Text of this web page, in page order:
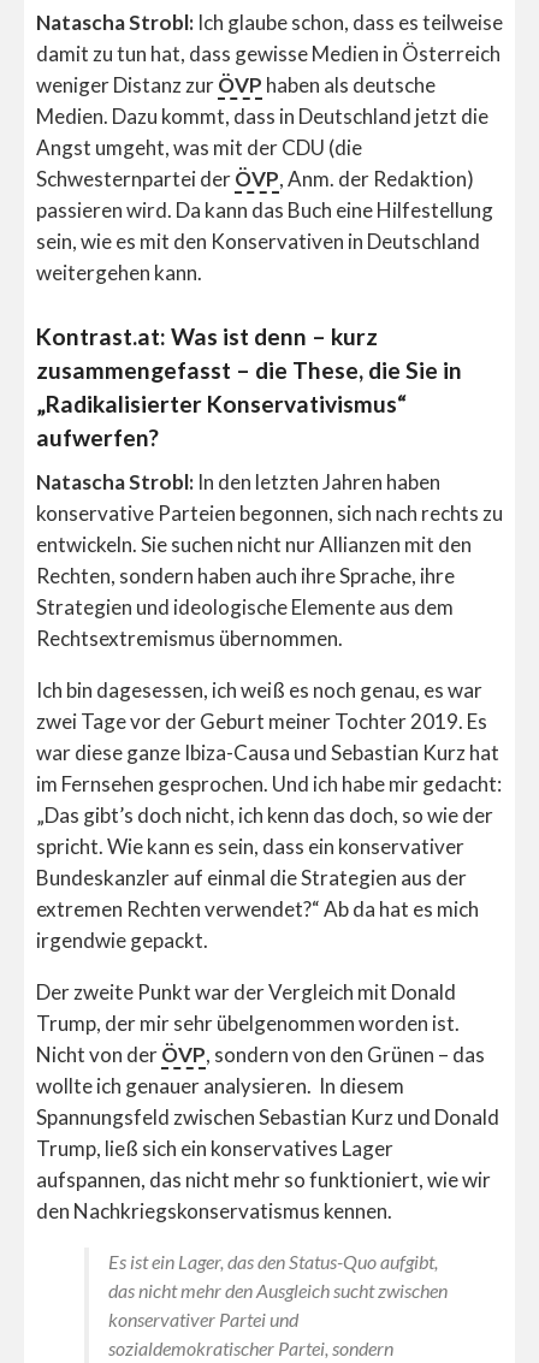
Natascha Strobl: Ich glaube schon, dass es teilweise
damit zu tun hat, dass gewisse Medien in Österreich
weniger Distanz zurÖVP haben als deutsche
Medien. Dazu kommt, dass in Deutschland jetzt die
Angst umgeht, was mit der CDU (die
Schwesternpartei derÖVP, Anm. der Redaktion)
passieren wird. Da kann das Buch eine Hilfestellung
sein, wie es mit den Konservativen in Deutschland
weitergehen kann.
Kontrast.at: Was ist denn – kurz
zusammengefasst – die These, die Sie in
„Radikalisierter Konservativismus“
aufwerfen?
Natascha Strobl: In den letzten Jahren haben
konservative Parteien begonnen, sich nach rechts zu
entwickeln. Sie suchen nicht nur Allianzen mit den
Rechten, sondern haben auch ihre Sprache, ihre
Strategien und ideologische Elemente aus dem
Rechtsextremismus übernommen.
Ich bin dagesessen, ich weiß es noch genau, es war
zwei Tage vor der Geburt meiner Tochter 2019. Es
war diese ganze Ibiza-Causa und Sebastian Kurz hat
im Fernsehen gesprochen. Und ich habe mir gedacht:
„Das gibt’s doch nicht, ich kenn das doch, so wie der
spricht. Wie kann es sein, dass ein konservativer
Bundeskanzler auf einmal die Strategien aus der
extremen Rechten verwendet?“ Ab da hat es mich
irgendwie gepackt.
Der zweite Punkt war der Vergleich mit Donald
Trump, der mir sehr übelgenommen worden ist.
Nicht von derÖVP, sondern von den Grünen – das
wollte ich genauer analysieren. In diesem
Spannungsfeld zwischen Sebastian Kurz und Donald
Trump, ließ sich ein konservatives Lager
aufspannen, das nicht mehr so funktioniert, wie wir
den Nachkriegskonservatismus kennen.
Es ist ein Lager, das den Status-Quo aufgibt,
das nicht mehr den Ausgleich sucht zwischen
konservativer Partei und
sozialdemokratischer Partei, sondern